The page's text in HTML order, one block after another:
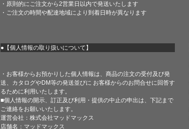
・原則的にご注文から2営業日以内で発送いたします
・ご注文の時間や配達地域により到着日時が異なります
●【個人情報の取り扱いについて】
・お客様からお預かりした個人情報は、商品の注文の受付及び発
送、カタログやDM等の発送並びに お客様からのお問合せに回答す
るために利用いたします。
■個人情報の開示、訂正及び利用・提供の中止の申出は、下記まで
ご連絡をお願いいたします。
運営会社：株式会社マッドマックス
店舗名：マッドマックス